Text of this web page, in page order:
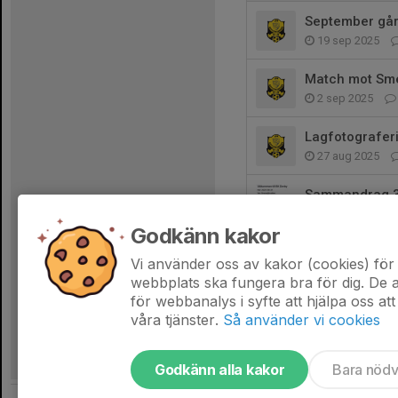
September
19 sep 2025
Match mot
2 sep 2025
27 aug 2025
Sammandrag
26 aug 2025
Godkänn kakor
Vi använder oss av kakor (cookies)
webbplats ska fungera bra för dig. De
för webbanalys i syfte att hjälpa oss
våra tjänster. Så använder vi cookies
Godkänn alla kakor Bara